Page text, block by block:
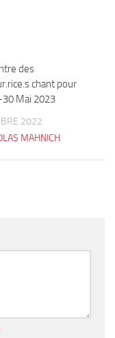
des
chant pour
Mai 2023
2022
MAHNICH